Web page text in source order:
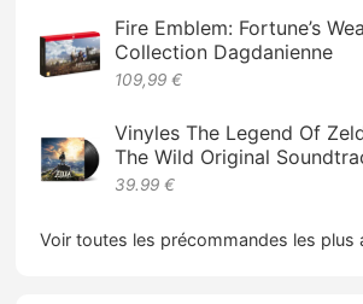
Fire Emblem: Fortune’s
Collection Dagdanienne
109,99 €
Vinyles The Legend Of
The Wild Original
39.99 €
Voir toutes les précommandes les